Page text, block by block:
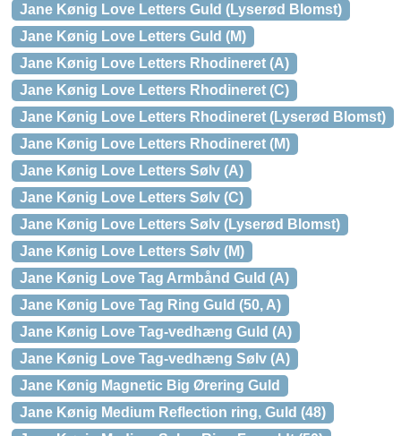
Jane Kønig Love Letters Guld (Lyserød Blomst)
Jane Kønig Love Letters Guld (M)
Jane Kønig Love Letters Rhodineret (A)
Jane Kønig Love Letters Rhodineret (C)
Jane Kønig Love Letters Rhodineret (Lyserød Blomst)
Jane Kønig Love Letters Rhodineret (M)
Jane Kønig Love Letters Sølv (A)
Jane Kønig Love Letters Sølv (C)
Jane Kønig Love Letters Sølv (Lyserød Blomst)
Jane Kønig Love Letters Sølv (M)
Jane Kønig Love Tag Armbånd Guld (A)
Jane Kønig Love Tag Ring Guld (50, A)
Jane Kønig Love Tag-vedhæng Guld (A)
Jane Kønig Love Tag-vedhæng Sølv (A)
Jane Kønig Magnetic Big Ørering Guld
Jane Kønig Medium Reflection ring, Guld (48)